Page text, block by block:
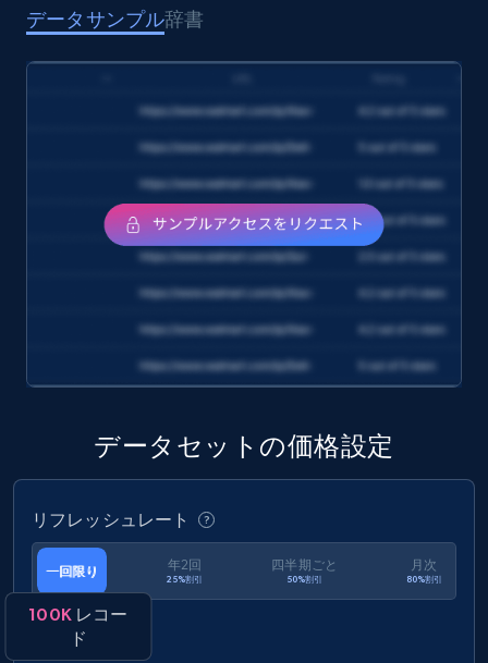
Amazon products search
Asin, URL, Name, Sponsored, Initial price, Final
eCommerce
1.6K+ 181+ 今すぐ購入
URL, Product id, Title, Product description,
Rating, Reviews count, Initial price, Discount,
eCommerce
1.3K+ 175+
Amazon Walmart
データサンプル辞書
データセットの価格設定
リフレッシュレート
一回限り 年2回
25%割引
四半期ごと
50%割引
月次
80%割引
100Kレコー
ド